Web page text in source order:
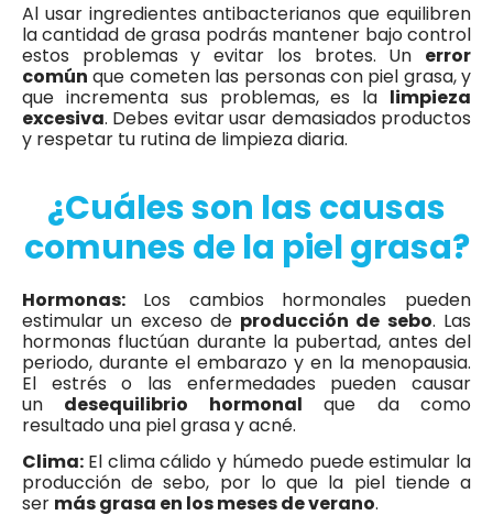
Al usar ingredientes antibacterianos que equilibren
la cantidad de grasa podrás mantener bajo control
estos problemas y evitar los brotes. Un error
común que cometen las personas con piel grasa, y
que incrementa sus problemas, es la limpieza
excesiva. Debes evitar usar demasiados productos
y respetar tu rutina de limpieza diaria.
¿Cuáles son las causas
comunes de la piel grasa?
Hormonas: Los cambios hormonales pueden
estimular un exceso de producción de sebo. Las
hormonas fluctúan durante la pubertad, antes del
periodo, durante el embarazo y en la menopausia.
El estrés o las enfermedades pueden causar
un desequilibrio hormonal que da como
resultado una piel grasa y acné.
Clima: El clima cálido y húmedo puede estimular la
producción de sebo, por lo que la piel tiende a
ser más grasa en los meses de verano.